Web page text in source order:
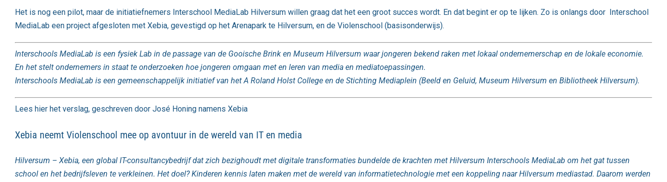
Het is nog een pilot, maar de initiatiefnemers Interschool MediaLab Hilversum willen graag dat het een groot succes wordt. En dat begint er op te lijken. Zo is onlangs door Interschool
MediaLab een project afgesloten met Xebia, gevestigd op het Arenapark te Hilversum, en de Violenschool (basisonderwijs).
Interschools MediaLab is een fysiek Lab in de passage van de Gooische Brink en Museum Hilversum waar jongeren bekend raken met lokaal ondernemerschap en de lokale economie.
En het stelt ondernemers in staat te onderzoeken hoe jongeren omgaan met en leren van media en mediatoepassingen.
Interschools MediaLab is een gemeenschappelijk initiatief van het A Roland Holst College en de Stichting Mediaplein (Beeld en Geluid, Museum Hilversum en Bibliotheek Hilversum).
Lees hier het verslag, geschreven door José Honing namens Xebia
Xebia neemt Violenschool mee op avontuur in de wereld van IT en media
Hilversum – Xebia, een global IT-consultancybedrijf dat zich bezighoudt met digitale transformaties bundelde de krachten met Hilversum Interschools MediaLab om het gat tussen
school en het bedrijfsleven te verkleinen. Het doel? Kinderen kennis laten maken met de wereld van informatietechnologie met een koppeling naar Hilversum mediastad. Daarom werden